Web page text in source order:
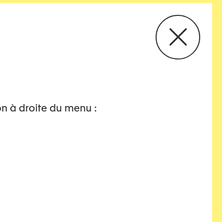
à droite du menu :